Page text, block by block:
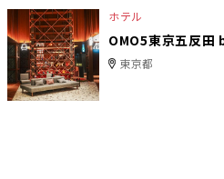
ホテル
OMO5東京五反田
東京都